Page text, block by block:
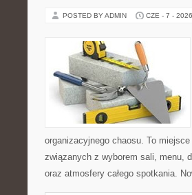
POSTED BY ADMIN CZE - 7 - 2026
organizacyjnego chaosu. To
związanych z wyborem sali, menu,
oraz atmosfery całego spotkania.